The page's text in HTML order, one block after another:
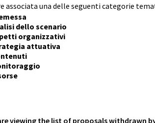
associata una delle seguenti categorie
dello scenario
organizzativi
attuativa
viewing the list of proposals withdrawn